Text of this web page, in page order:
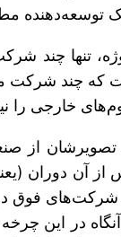
توسعه‌دهنده
تنها
خارجی را
تصویرشان
از آن دوران
فوق در
در این چرخه